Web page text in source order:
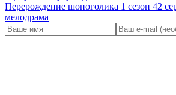
Перерождение шопоголика 1 сезон 42
мелодрама